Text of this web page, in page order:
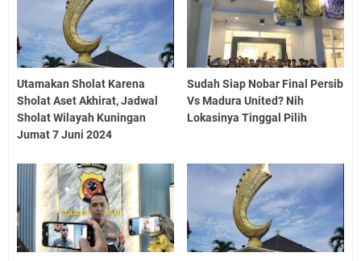
Utamakan Sholat Karena
Sholat Aset Akhirat, Jadwal
Sholat Wilayah Kuningan
Jumat 7 Juni 2024
Sudah Siap Nobar Final Persib
Vs Madura United? Nih
Lokasinya Tinggal Pilih